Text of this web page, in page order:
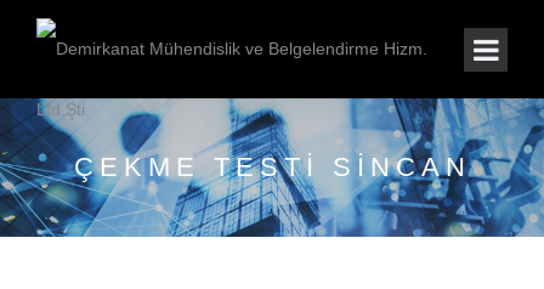
ÇEKME TESTI SINCAN